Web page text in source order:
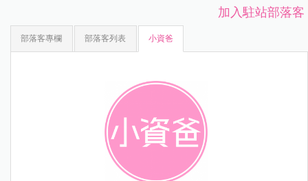
加入駐站部落客
部落客專欄 部落客列表 小資爸